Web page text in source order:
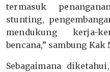
termasuk
stunting,
mendukung kerja-
bencana,” sambung Kak
Sebagaimana